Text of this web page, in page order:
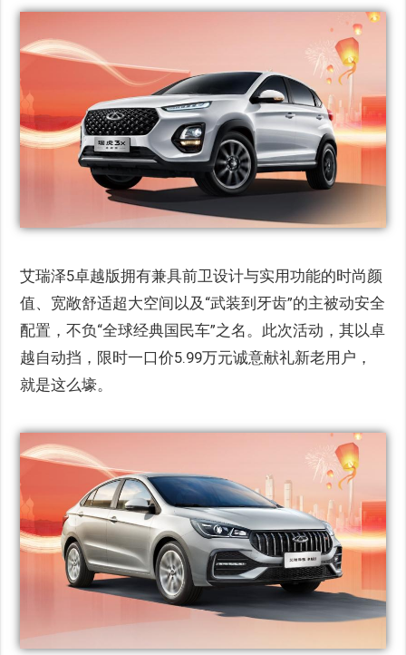
艾瑞泽5卓越版拥有兼具前卫设计与实用功能的时尚颜
值、宽敞舒适超大空间以及“武装到牙齿”的主被动安全
配置，不负“全球经典国民车”之名。此次活动，其以卓
越自动挡，限时一口价5.99万元诚意献礼新老用户，
就是这么壕。